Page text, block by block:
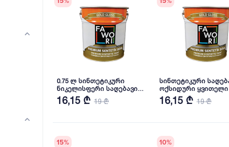
0.75 ლ სინთეტიკური
ნიკელისფერი საღებავი
FAWORI Premium
16,15 ₾ 19 ₾
სინთეტიკური
ოქსიდური ყვითელი
Premium
16,15 ₾ 19 ₾
15% 10%